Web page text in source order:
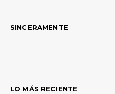
SINCERAMENTE
LO MÁS RECIENTE